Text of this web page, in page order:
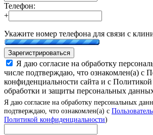
Телефон:
+
Укажите номер телефона для связи с
Зарегистрироваться
Я даю согласие на обработку
числе подтверждаю, что ознакомлен(а) с
конфиденциальности сайта и с
обработки и защиты персональных
Я даю согласие на обработку персональных
подтверждаю, что ознакомлен(а) с
Политикой конфиденциальности)